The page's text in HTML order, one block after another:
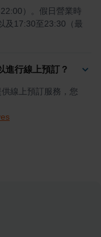
）。假日營業時
及17:30至23:30（最
進行線上預訂？
線上預訂服務，您